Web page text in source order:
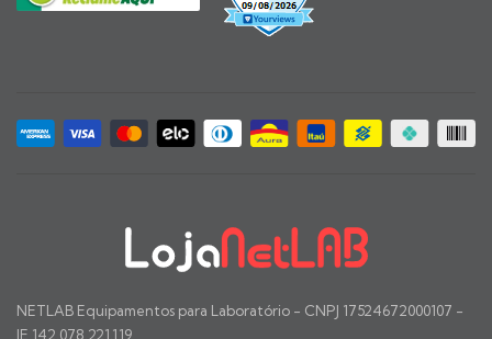
NETLAB Equipamentos para Laboratório - CNPJ 17524672000107 -
IE 142.078.221.119